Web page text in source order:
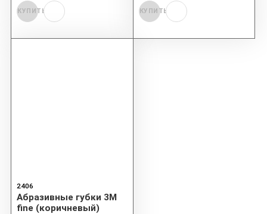
КУПИТЬ КУПИТЬ
2406
Абразивные губки 3М
fine (коричневый)